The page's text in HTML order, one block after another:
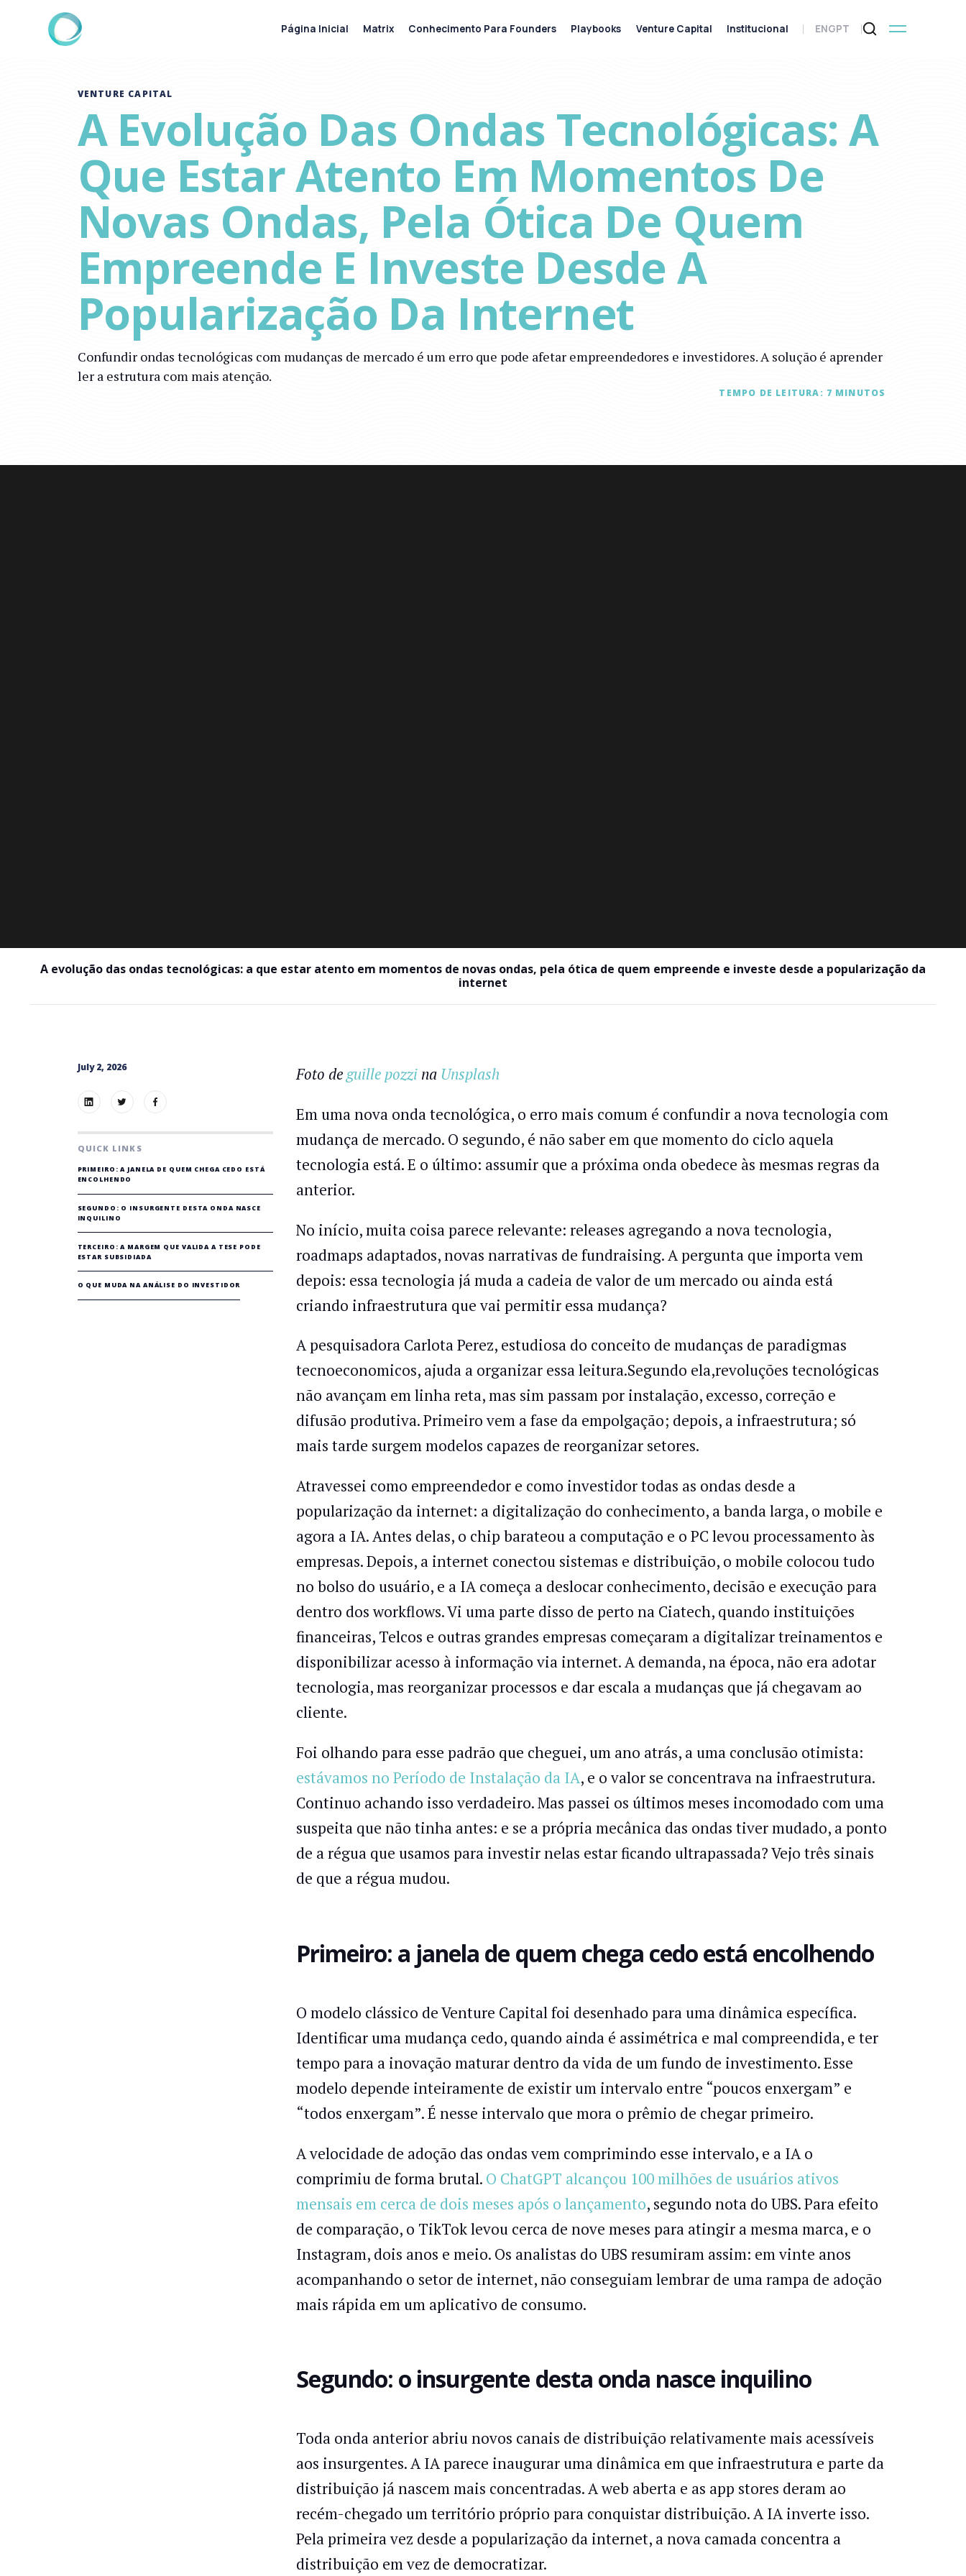
VENTURE CAPITAL
A Evolução Das Ondas Tecnológicas: A
Que Estar Atento Em Momentos De
Novas Ondas, Pela Ótica De Quem
Empreende E Investe Desde A
Popularização Da Internet
Confundir ondas tecnológicas com mudanças de mercado é um erro que pode afetar empreendedores e investidores. A solução é aprender
ler a estrutura com mais atenção.
TEMPO DE LEITURA: 7 MINUTOS
A evolução das ondas tecnológicas: a que estar atento em momentos de novas ondas, pela ótica de quem empreende e investe desde a popularização da
internet
July 2, 2026
QUICK LINKS
PRIMEIRO: A JANELA DE QUEM CHEGA CEDO ESTÁ
ENCOLHENDO
SEGUNDO: O INSURGENTE DESTA ONDA NASCE
INQUILINO
TERCEIRO: A MARGEM QUE VALIDA A TESE PODE
ESTAR SUBSIDIADA
O QUE MUDA NA ANÁLISE DO INVESTIDOR
Foto deguille pozzina Unsplash
Em uma nova onda tecnológica, o erro mais comum é confundir a nova tecnologia com
mudança de mercado. O segundo, é não saber em que momento do ciclo aquela
tecnologia está. E o último: assumir que a próxima onda obedece às mesmas regras da
anterior.
No início, muita coisa parece relevante: releases agregando a nova tecnologia,
roadmaps adaptados, novas narrativas de fundraising. A pergunta que importa vem
depois: essa tecnologia já muda a cadeia de valor de um mercado ou ainda está
criando infraestrutura que vai permitir essa mudança?
A pesquisadora Carlota Perez, estudiosa do conceito de mudanças de paradigmas
tecnoeconomicos, ajuda a organizar essa leitura.Segundo ela,revoluções tecnológicas
não avançam em linha reta, mas sim passam por instalação, excesso, correção e
difusão produtiva. Primeiro vem a fase da empolgação; depois, a infraestrutura; só
mais tarde surgem modelos capazes de reorganizar setores.
Atravessei como empreendedor e como investidor todas as ondas desde a
popularização da internet: a digitalização do conhecimento, a banda larga, o mobile e
agora a IA. Antes delas, o chip barateou a computação e o PC levou processamento às
empresas. Depois, a internet conectou sistemas e distribuição, o mobile colocou tudo
no bolso do usuário, e a IA começa a deslocar conhecimento, decisão e execução para
dentro dos workflows. Vi uma parte disso de perto na Ciatech, quando instituições
financeiras, Telcos e outras grandes empresas começaram a digitalizar treinamentos e
disponibilizar acesso à informação via internet. A demanda, na época, não era adotar
tecnologia, mas reorganizar processos e dar escala a mudanças que já chegavam ao
cliente.
Foi olhando para esse padrão que cheguei, um ano atrás, a uma conclusão otimista:
estávamos no Período de Instalação da IA, e o valor se concentrava na infraestrutura.
Continuo achando isso verdadeiro. Mas passei os últimos meses incomodado com uma
suspeita que não tinha antes: e se a própria mecânica das ondas tiver mudado, a ponto
de a régua que usamos para investir nelas estar ficando ultrapassada? Vejo três sinais
de que a régua mudou.
Primeiro: a janela de quem chega cedo está encolhendo
O modelo clássico de Venture Capital foi desenhado para uma dinâmica específica.
Identificar uma mudança cedo, quando ainda é assimétrica e mal compreendida, e ter
tempo para a inovação maturar dentro da vida de um fundo de investimento. Esse
modelo depende inteiramente de existir um intervalo entre “poucos enxergam” e
“todos enxergam”. É nesse intervalo que mora o prêmio de chegar primeiro.
A velocidade de adoção das ondas vem comprimindo esse intervalo, e a IA o
comprimiu de forma brutal. O ChatGPT alcançou 100 milhões de usuários ativos
mensais em cerca de dois meses após o lançamento, segundo nota do UBS. Para efeito
de comparação, o TikTok levou cerca de nove meses para atingir a mesma marca, e o
Instagram, dois anos e meio. Os analistas do UBS resumiram assim: em vinte anos
acompanhando o setor de internet, não conseguiam lembrar de uma rampa de adoção
mais rápida em um aplicativo de consumo.
Segundo: o insurgente desta onda nasce inquilino
Toda onda anterior abriu novos canais de distribuição relativamente mais acessíveis
aos insurgentes. A IA parece inaugurar uma dinâmica em que infraestrutura e parte da
distribuição já nascem mais concentradas. A web aberta e as app stores deram ao
recém-chegado um território próprio para conquistar distribuição. A IA inverte isso.
Pela primeira vez desde a popularização da internet, a nova camada concentra a
distribuição em vez de democratizar.
Página Inicial Matrix Conhecimento Para Founders Playbooks Venture Capital Institucional ENGPT